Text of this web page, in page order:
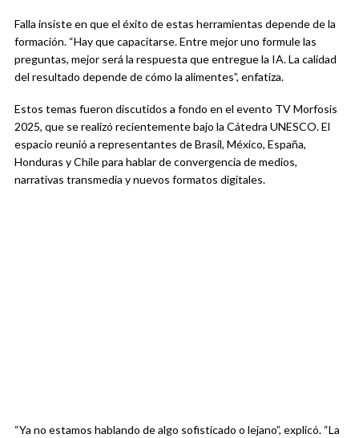
Falla insiste en que el éxito de estas herramientas depende de la
formación. “Hay que capacitarse. Entre mejor uno formule las
preguntas, mejor será la respuesta que entregue la IA. La calidad
del resultado depende de cómo la alimentes”, enfatiza.
Estos temas fueron discutidos a fondo en el evento TV Morfosis
2025, que se realizó recientemente bajo la Cátedra UNESCO. El
espacio reunió a representantes de Brasil, México, España,
Honduras y Chile para hablar de convergencia de medios,
narrativas transmedia y nuevos formatos digitales.
“Ya no estamos hablando de algo sofisticado o lejano”, explicó. “La